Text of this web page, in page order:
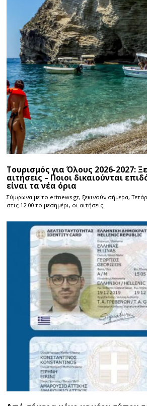
Τουρισμός για Όλους 2026-2027:
αιτήσεις – Ποιοι δικαιούνται
είναι τα νέα όρια
Σύμφωνα με το ertnews.gr, ξεκινούν σήμερα,
στις 12:00 το μεσημέρι, οι αιτήσεις